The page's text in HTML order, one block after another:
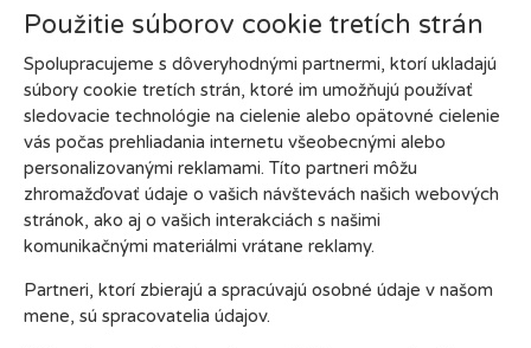
Použitie súborov cookie tretích strán
Spolupracujeme s dôveryhodnými partnermi, ktorí ukladajú
súbory cookie tretích strán, ktoré im umožňujú používať
sledovacie technológie na cielenie alebo opätovné cielenie
vás počas prehliadania internetu všeobecnými alebo
personalizovanými reklamami. Títo partneri môžu
zhromažďovať údaje o vašich návštevách našich webových
stránok, ako aj o vašich interakciách s našimi
komunikačnými materiálmi vrátane reklamy.
Partneri, ktorí zbierajú a spracúvajú osobné údaje v našom
mene, sú spracovatelia údajov.